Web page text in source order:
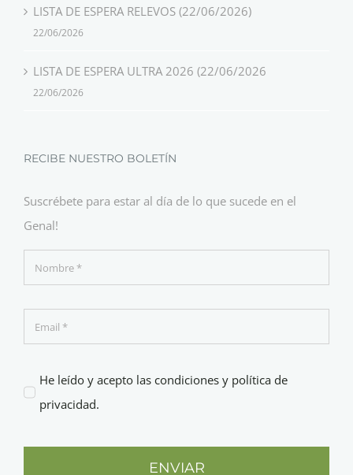
LISTA DE ESPERA RELEVOS (22/06/2026)
22/06/2026
LISTA DE ESPERA ULTRA 2026 (22/06/2026
22/06/2026
RECIBE NUESTRO BOLETÍN
Suscrébete para estar al día de lo que sucede en el
Genal!
He leído y acepto las condiciones y política de
privacidad.
ENVIAR